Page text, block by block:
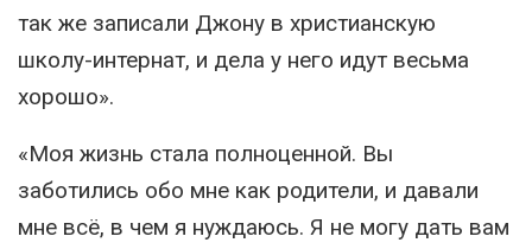
так же записали Джону в христианскую
школу-интернат, и дела у него идут весьма
хорошо».
«Моя жизнь стала полноценной. Вы
заботились обо мне как родители, и давали
мне всё, в чем я нуждаюсь. Я не могу дать вам